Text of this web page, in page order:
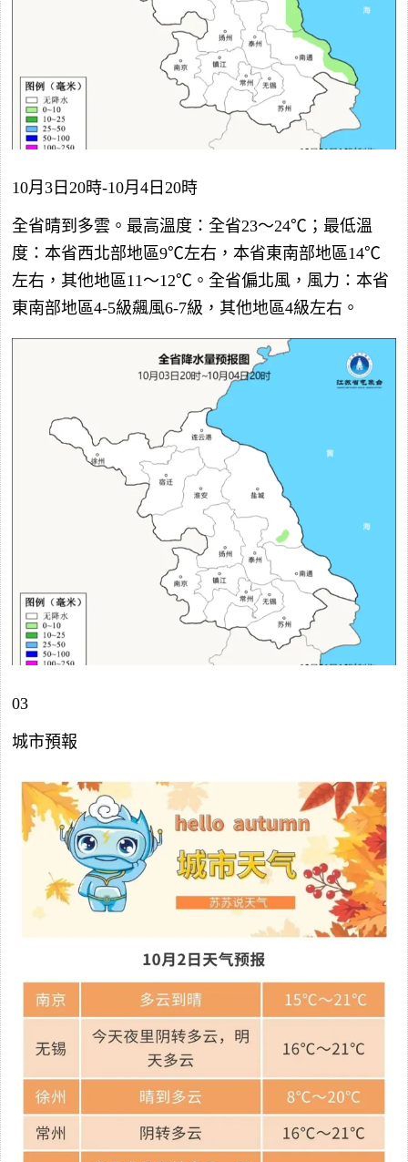
10月3日20時-10月4日20時
全省晴到多雲。最高溫度：全省23～24℃；最低溫
度：本省西北部地區9℃左右，本省東南部地區14℃
左右，其他地區11～12℃。全省偏北風，風力：本省
東南部地區4-5級飆風6-7級，其他地區4級左右。
03
城市預報